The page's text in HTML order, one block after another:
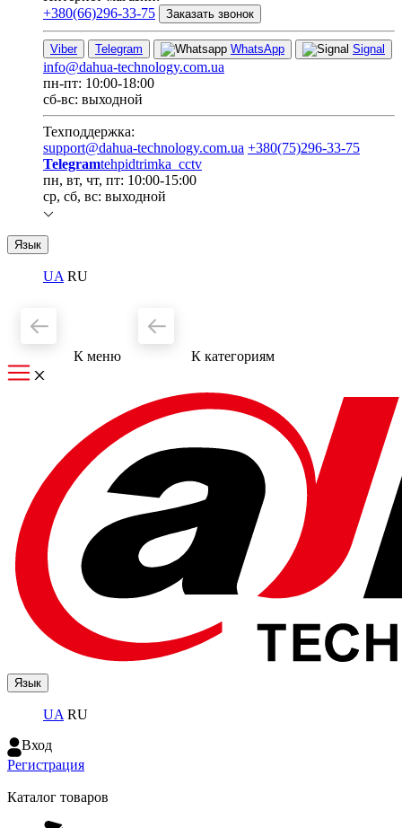
+380(66)296-33-75
Заказать звонок
Viber Telegram WhatsApp Signal
info@dahua-technology.com.ua
пн-пт: 10:00-18:00
сб-вс: выходной
Техподдержка:
support@dahua-technology.com.ua +380(75)296-33-75
Telegramtehpidtrimka_cctv
пн, вт, чт, пт: 10:00-15:00
ср, сб, вс: выходной
Язык
UA RU
К меню К категориям
Язык
UA RU
Вход
Регистрация
Каталог товаров